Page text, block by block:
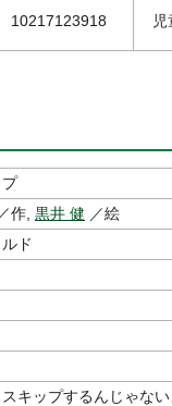
10217123918
／作, 黒井 健 ／絵
ド
キップするんじゃな